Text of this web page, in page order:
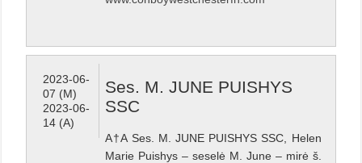
2023-06-
07 (M)
2023-06-
14 (A)
Ses. M. JUNE PUISHYS
SSC
A†A Ses. M. JUNE PUISHYS SSC, Helen
Marie Puishys – seselė M. June – mirė š.